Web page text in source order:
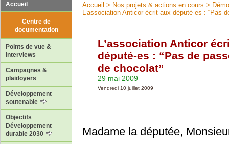
Accueil
Centre de
documentation
Points de vue &
interviews
Campagnes &
plaidoyers
Développement
soutenable
Objectifs
Développement
durable 2030
Accueil > Nos projets & actions en cours >
L’association Anticor écrit aux député-es : “Pas
L’association Anticor
député-es : “Pas de
de chocolat”
29 mai 2009
Vendredi 10 juillet 2009
Madame la députée,